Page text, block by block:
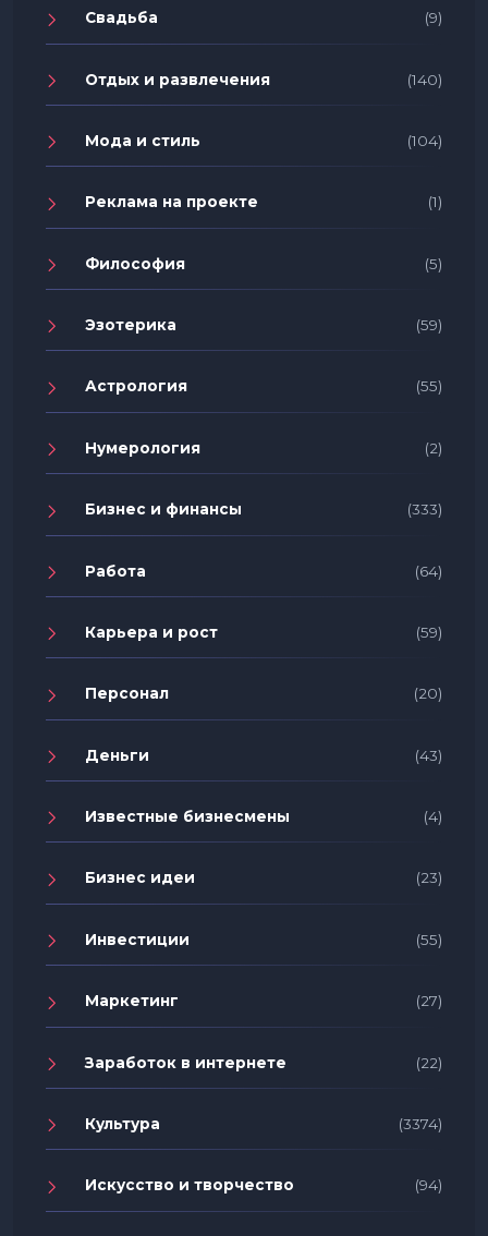
Свадьба (9)
Отдых и развлечения (140)
Мода и стиль (104)
Реклама на проекте (1)
Философия (5)
Эзотерика (59)
Астрология (55)
Нумерология (2)
Бизнес и финансы (333)
Работа (64)
Карьера и рост (59)
Персонал (20)
Деньги (43)
Известные бизнесмены (4)
Бизнес идеи (23)
Инвестиции (55)
Маркетинг (27)
Заработок в интернете (22)
Культура (3374)
Искусство и творчество (94)